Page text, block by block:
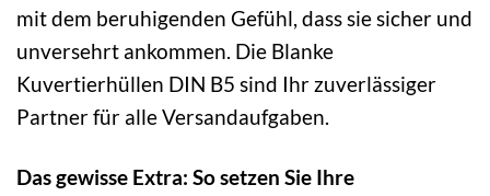
mit dem beruhigenden Gefühl, dass sie sicher und
unversehrt ankommen. Die Blanke
Kuvertierhüllen DIN B5 sind Ihr zuverlässiger
Partner für alle Versandaufgaben.
Das gewisse Extra: So setzen Sie Ihre